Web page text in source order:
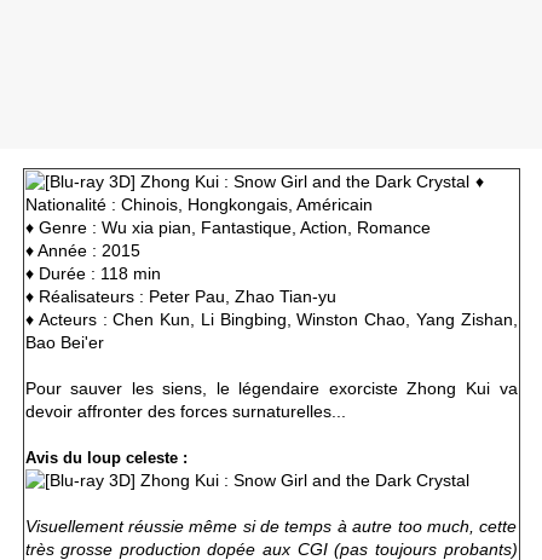
♦
Nationalité : Chinois, Hongkongais, Américain
♦ Genre : Wu xia pian, Fantastique, Action, Romance
♦ Année : 2015
♦ Durée : 118 min
♦ Réalisateurs : Peter Pau, Zhao Tian-yu
♦ Acteurs :Chen Kun, Li Bingbing, Winston Chao, Yang Zishan,
Bao Bei'er
Pour sauver les siens, le légendaire exorciste Zhong Kui va
devoir affronter des forces surnaturelles...
Avis du loup celeste :
Visuellement réussie même si de temps à autre too much, cette
très grosse production dopée aux CGI (pas toujours probants)